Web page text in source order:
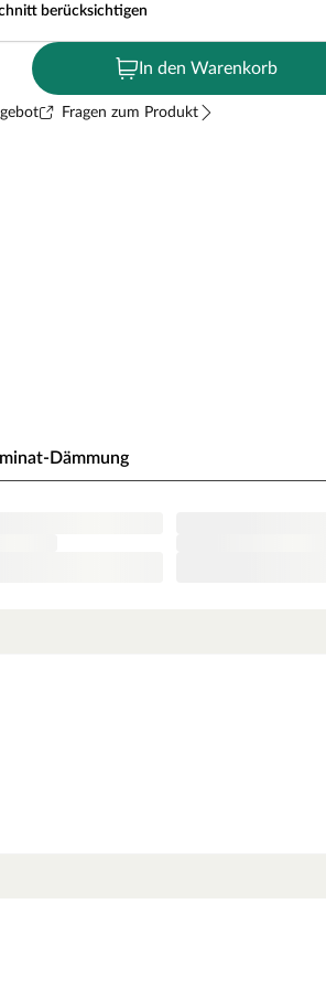
berücksichtigen
In den Warenkorb
Fragen zum Produkt
Dämmung